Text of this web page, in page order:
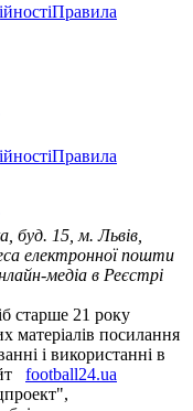
Правила
Правила
буд. 15, м. Львів,
електронної пошти
медіа в Реєстрі
старше 21 року
матеріалів посилання
і використанні в
football24.ua